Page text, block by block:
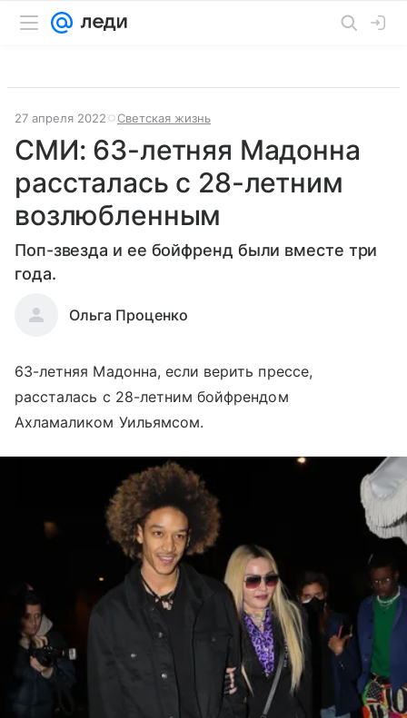
27 апреля 2022 Светская жизнь
СМИ: 63-летняя Мадонна
рассталась с 28-летним
возлюбленным
Поп-звезда и ее бойфренд были вместе три
года.
Ольга Проценко
63-летняя Мадонна, если верить прессе,
рассталась с 28-летним бойфрендом
Ахламаликом Уильямсом.